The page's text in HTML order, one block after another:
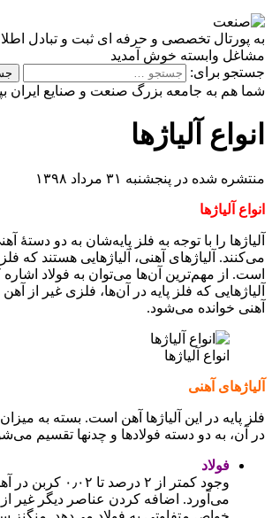
تخصصی و حرفه ای ثبت و تبادل اطلاعات
وابسته خوش آمدید
برای:
به جامعه بزرگ صنعت و صنایع ایران
آلیاژها
در پنجشنبه ۳۱ مرداد ۱۳۹۸
را با توجه به فلز پایه‌شان به دو دستهٔ آهنی و
آلیاژهای آهنی، آلیاژهایی هستند که فلز پایه
مهم‌ترین آن‌ها می‌توان به فولاد اشاره کرد.
که فلز پایه در آن‌ها، فلزی غیر از آهن است،
خوانده می‌شود.
انواع آلیاژها
آهنی
در این آلیاژها آهن است. بسته به میزان
به دو دسته فولادها و چدنها تقسیم می‌شوند.
فولاد
وجود کمتر از ۲ درصد تا ۰٫۰۲
می‌آورد. اضافه کردن عناصر دیگر غیر از